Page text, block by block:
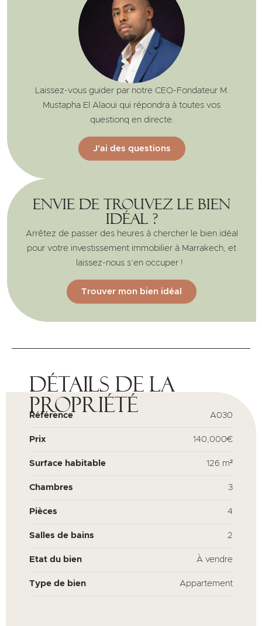
Envie de trouvez le bien
idéal ?
Arrêtez de passer des heures à chercher le bien idéal
pour votre investissement immobilier à Marrakech, et
laissez-nous s’en occuper !
Trouver mon bien idéal
Laissez-vous guider par notre CEO-Fondateur M.
Mustapha El Alaoui qui répondra à toutes vos
questionq en directe.
J'ai des questions
Détails de la
propriété
Référence A030
Prix 140,000€
Surface habitable 126 m²
Chambres 3
Pièces 4
Salles de bains 2
Etat du bien À vendre
Type de bien Appartement